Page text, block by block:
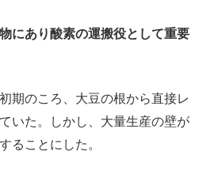
にあり酸素の運搬役として重要
期のころ、大豆の根から直接レ
いた。しかし、大量生産の壁が
ることにした。